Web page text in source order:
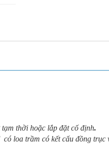
thời hoặc lắp đặt cố định.
có loa trầm có kết cấu đồng trục